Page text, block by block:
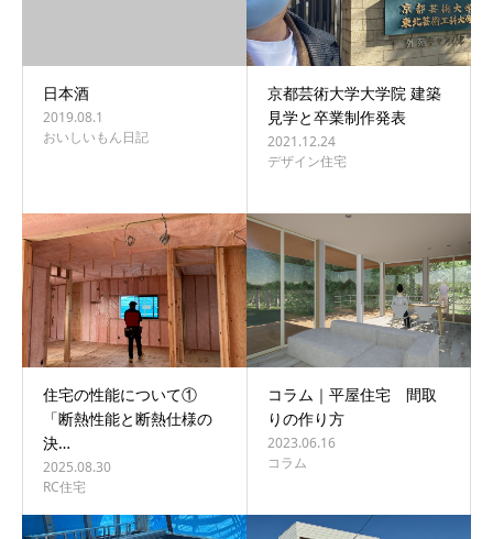
日本酒
2019.08.1
おいしいもん日記
京都芸術大学大学院 建築
見学と卒業制作発表
2021.12.24
デザイン住宅
住宅の性能について①
「断熱性能と断熱仕様の
決…
2025.08.30
RC住宅
コラム｜平屋住宅 間取
りの作り方
2023.06.16
コラム